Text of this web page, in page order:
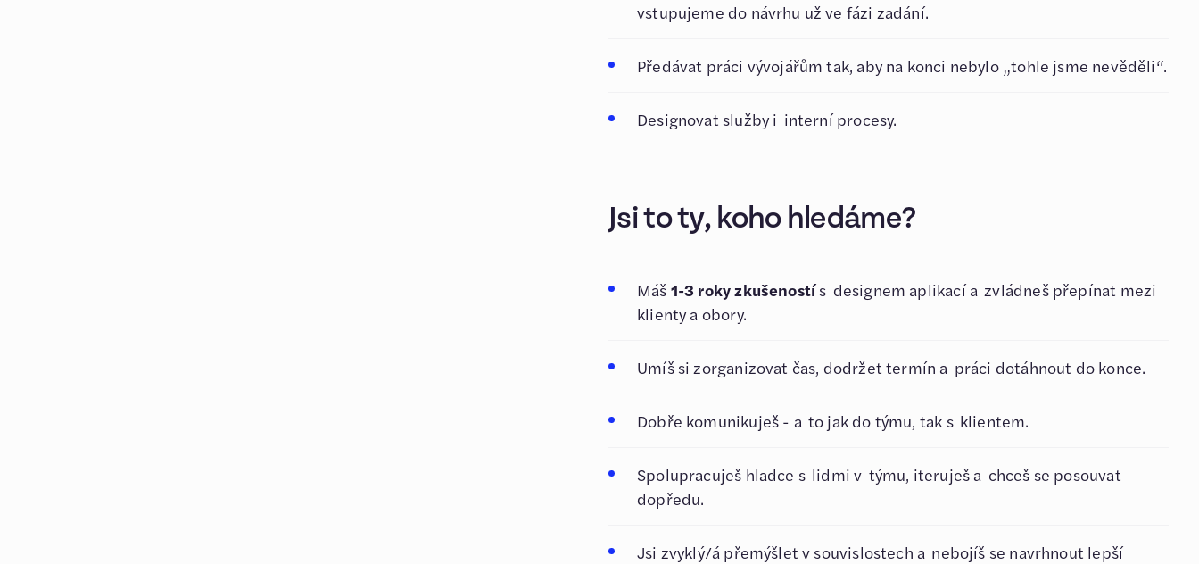
vstupujeme do návrhu už ve fázi zadání.
Předávat práci vývojářům tak, aby na konci nebylo „tohle jsme nevěděli“.
Designovat služby i interní procesy.
Jsi to ty, koho hledáme?
Máš 1-3 roky zkušenostís designem aplikací a zvládneš přepínat mezi
klienty a obory.
Umíš si zorganizovat čas, dodržet termín a práci dotáhnout do konce.
Dobře komunikuješ - a to jak do týmu, tak s klientem.
Spolupracuješ hladce s lidmi v týmu, iteruješ a chceš se posouvat
dopředu.
Jsi zvyklý/á přemýšlet v souvislostech a nebojíš se navrhnout lepší